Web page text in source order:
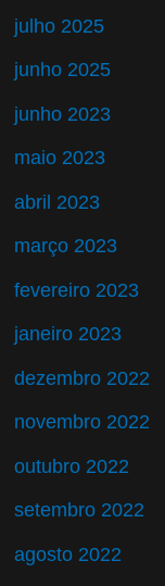
julho 2025
junho 2025
junho 2023
maio 2023
abril 2023
março 2023
fevereiro 2023
janeiro 2023
dezembro 2022
novembro 2022
outubro 2022
setembro 2022
agosto 2022